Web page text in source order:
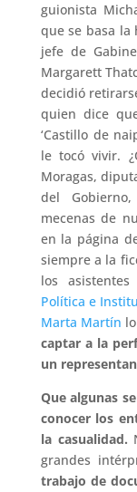
guionista
que se basa la
jefe de
Margarett
decidió
quien dice
‘Castillo de
le tocó vivir.
Moragas,
del
mecenas de
en la página
siempre a la
los
Política e
Marta Martín
captar a la
un
Que algunas
conocer los
la casualidad.
grandes
trabajo de